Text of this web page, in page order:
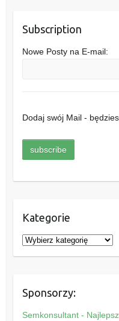
Subscription
Nowe Posty na E-mail:
Dodaj swój Mail -
Kategorie
K
a
g
o
Sponsorzy:
Semkonsultant -